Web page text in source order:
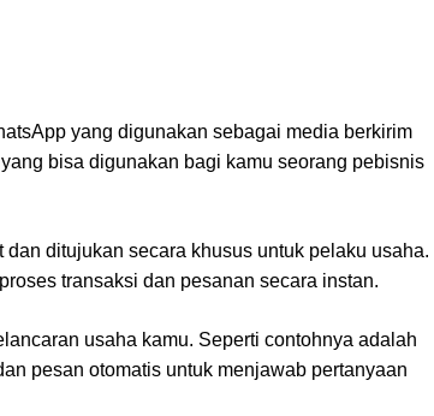
yang digunakan sebagai media berkirim
bisa digunakan bagi kamu seorang pebisnis
dan ditujukan secara khusus untuk pelaku usaha.
transaksi dan pesanan secara instan.
usaha kamu. Seperti contohnya adalah
pesan otomatis untuk menjawab pertanyaan